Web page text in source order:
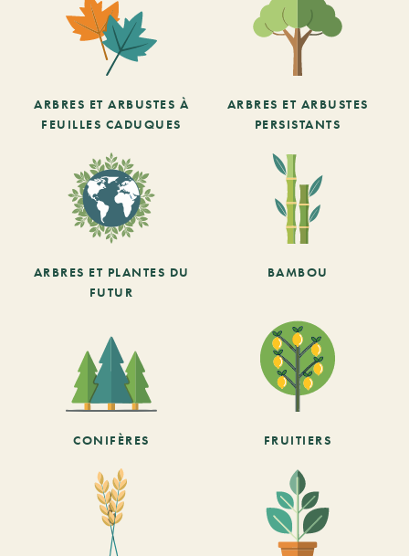
ARBRES ET ARBUSTES À
FEUILLES CADUQUES
ARBRES ET ARBUSTES
PERSISTANTS
ARBRES ET PLANTES DU
FUTUR
BAMBOU
CONIFÈRES FRUITIERS